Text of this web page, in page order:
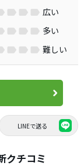
広い
多い
難しい
LINEで送る
クチコミ